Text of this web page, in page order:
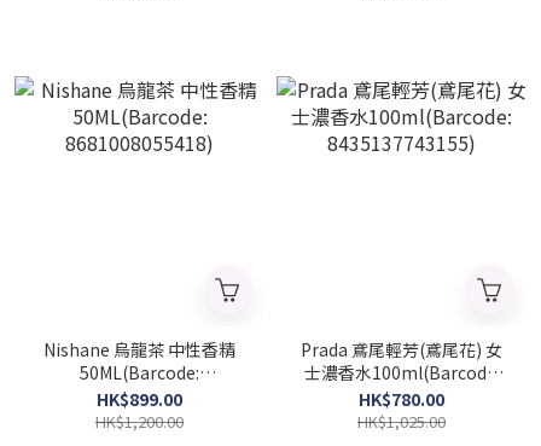
Nishane 烏龍茶 中性香精
50ML(Barcode:
8681008055418)
HK$899.00
HK$1,200.00
Prada 鳶尾輕芳(鳶尾花) 女
士濃香水100ml(Barcode:
8435137743155)
HK$780.00
HK$1,025.00